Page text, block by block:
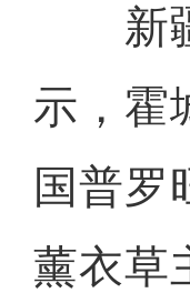
新疆
示，霍
国普罗
薰衣草